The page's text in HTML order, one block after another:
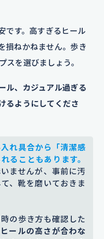
です。高すぎるヒール
損ねかねません。歩き
スを選びましょう。
ル、カジュアル過ぎる
るようにしてくださ
れ具合から「清潔感
ることもあります。
ませんが、事前に汚
、靴を磨いておきま
の歩き方も確認した
ヒールの高さが合わな